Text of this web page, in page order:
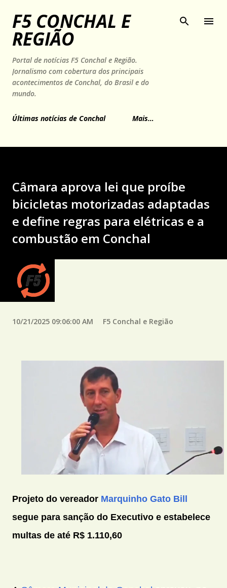
Pular para o conteúdo principal
F5 CONCHAL E
REGIÃO
Portal de notícias F5 Conchal e Região.
Jornalismo com cobertura dos principais
acontecimentos de Conchal, do Brasil e do
mundo.
Últimas notícias de Conchal Mais…
Câmara aprova lei que proíbe
bicicletas motorizadas adaptadas
e define regras para elétricas e a
combustão em Conchal
10/21/2025 09:06:00 AM F5 Conchal e Região
Projeto do vereador Marquinho Gato Bill
segue para sanção do Executivo e estabelece
multas de até R$ 1.110,60